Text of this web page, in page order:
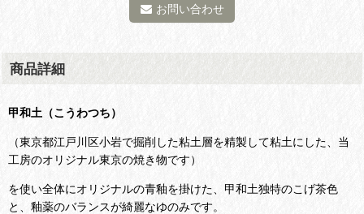
お問い合わせ
商品詳細
甲和土（こうわつち）
（東京都江戸川区小岩で掘削した粘土層を精製して粘土にした、当
工房のオリジナル東京の焼き物です）
を使い全体にオリジナルの青釉を掛けた、甲和土独特のこげ茶色
と、釉薬のバランスが綺麗なゆのみです。